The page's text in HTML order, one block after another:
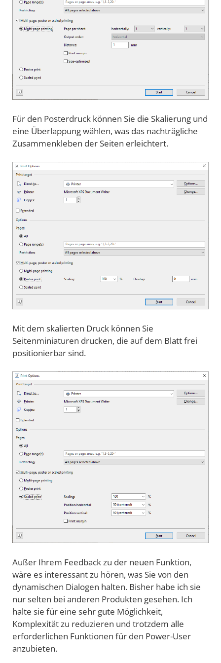
Für den Posterdruck können Sie die Skalierung und
eine Überlappung wählen, was das nachträgliche
Zusammenkleben der Seiten erleichtert.
Mit dem skalierten Druck können Sie
Seitenminiaturen drucken, die auf dem Blatt frei
positionierbar sind.
Außer Ihrem Feedback zu der neuen Funktion,
wäre es interessant zu hören, was Sie von den
dynamischen Dialogen halten. Bisher habe ich sie
nur selten bei anderen Produkten gesehen. Ich
halte sie für eine sehr gute Möglichkeit,
Komplexität zu reduzieren und trotzdem alle
erforderlichen Funktionen für den Power-User
anzubieten.